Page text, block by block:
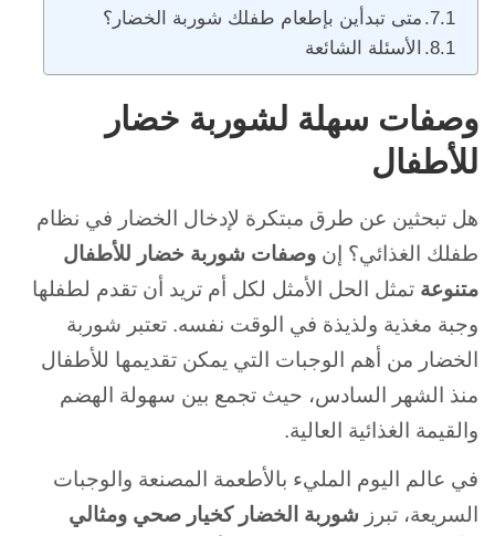
متى تبدأين بإطعام طفلك شوربة الخضار؟
الأسئلة الشائعة
وصفات سهلة لشوربة خضار
للأطفال
هل تبحثين عن طرق مبتكرة لإدخال الخضار في نظام
طفلك الغذائي؟ إن وصفات شوربة خضار للأطفال
متنوعة تمثل الحل الأمثل لكل أم تريد أن تقدم لطفلها
وجبة مغذية ولذيذة في الوقت نفسه. تعتبر شوربة
الخضار من أهم الوجبات التي يمكن تقديمها للأطفال
منذ الشهر السادس، حيث تجمع بين سهولة الهضم
والقيمة الغذائية العالية.
في عالم اليوم المليء بالأطعمة المصنعة والوجبات
السريعة، تبرز شوربة الخضار كخيار صحي ومثالي